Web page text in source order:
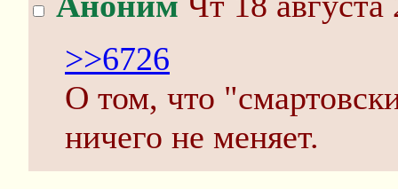
>>6726
О том, что
ничего не меняет.